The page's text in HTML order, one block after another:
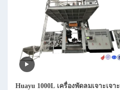
Huayu 1000L เครื่องพัดลมเจาะเจาะ